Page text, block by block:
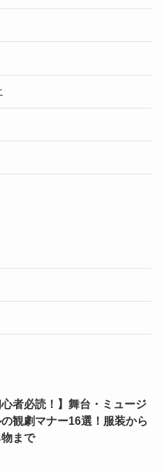
心者必読！】舞台・ミュージ
の観劇マナー16選！服装から
まで